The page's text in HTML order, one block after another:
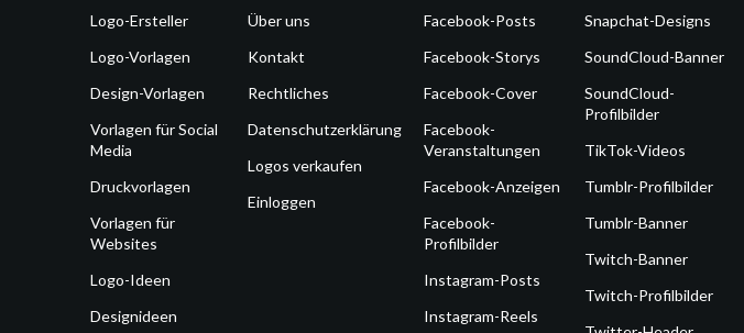
Logo-Ersteller
Logo-Vorlagen
Design-Vorlagen
Vorlagen für Social
Media
Druckvorlagen
Vorlagen für
Websites
Logo-Ideen
Designideen
Über uns
Kontakt
Rechtliches
Datenschutzerklärung
Logos verkaufen
Einloggen
Facebook-Posts
Facebook-Storys
Facebook-Cover
Facebook-
Veranstaltungen
Facebook-Anzeigen
Facebook-
Profilbilder
Instagram-Posts
Instagram-Reels
Snapchat-Designs
SoundCloud-Banner
SoundCloud-
Profilbilder
TikTok-Videos
Tumblr-Profilbilder
Tumblr-Banner
Twitch-Banner
Twitch-Profilbilder